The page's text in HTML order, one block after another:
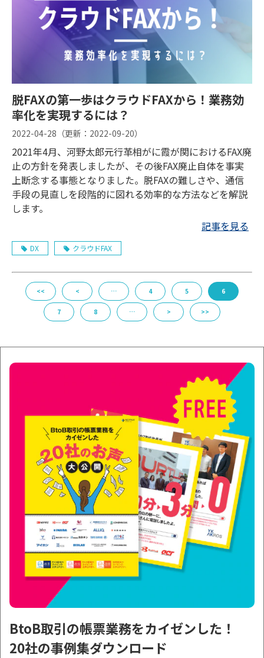
脱FAXの第一歩はクラウドFAXから！業務効
率化を実現するには？
2022-04-28 （更新： 2022-09-20）
2021年4月、河野太郎元行革相がに霞が関におけるFAX廃
止の方針を発表しましたが、その後FAX廃止自体を事実
上断念する事態となりました。脱FAXの難しさや、通信
手段の見直しを段階的に図れる効率的な方法などを解説
します。
記事を見る
DX クラウドFAX
<< < … 4 5 6
7 8 … > >>
BtoB取引の帳票業務をカイゼンした！
20社の事例集ダウンロード